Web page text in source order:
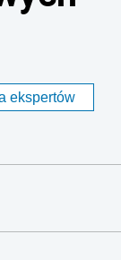
ekspertów